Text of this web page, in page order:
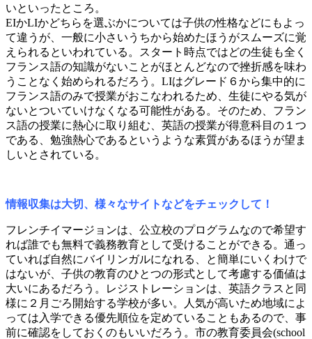
いといったところ。
EIかLIかどちらを選ぶかについては子供の性格などにもよっ
て違うが、一般に小さいうちから始めたほうがスムーズに覚
えられるといわれている。スタート時点ではどの生徒も全く
フランス語の知識がないことがほとんどなので挫折感を味わ
うことなく始められるだろう。LIはグレード６から集中的に
フランス語のみで授業がおこなわれるため、生徒にやる気が
ないとついていけなくなる可能性がある。そのため、フラン
ス語の授業に熱心に取り組む、英語の授業が得意科目の１つ
である、勉強熱心であるというような素質があるほうが望ま
しいとされている。
情報収集は大切、様々なサイトなどをチェックして！
フレンチイマージョンは、公立校のプログラムなので希望す
れば誰でも無料で義務教育として受けることができる。通っ
ていれば自然にバイリンガルになれる、と簡単にいくわけで
はないが、子供の教育のひとつの形式として考慮する価値は
大いにあるだろう。レジストレーションは、英語クラスと同
様に２月ごろ開始する学校が多い。人気が高いため地域によ
っては入学できる優先順位を定めていることもあるので、事
前に確認をしておくのもいいだろう。市の教育委員会(school